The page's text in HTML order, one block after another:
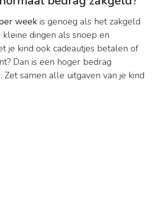
week is genoeg als het zakgeld
dingen als snoep en
je kind ook cadeautjes betalen of
Dan is een hoger bedrag
Zet samen alle uitgaven van je kind